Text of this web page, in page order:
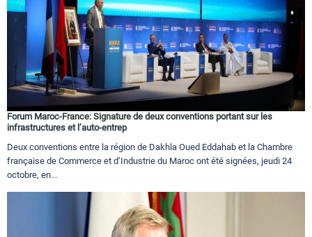
Forum Maroc-France: Signature de deux conventions portant sur les
infrastructures et l’auto-entrep
Deux conventions entre la région de Dakhla Oued Eddahab et la Chambre
française de Commerce et d’Industrie du Maroc ont été signées, jeudi 24
octobre, en...